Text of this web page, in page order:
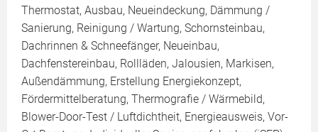
Thermostat, Ausbau, Neueindeckung, Dämmung /
Sanierung, Reinigung / Wartung, Schornsteinbau,
Dachrinnen & Schneefänger, Neueinbau,
Dachfenstereinbau, Rollläden, Jalousien, Markisen,
Außendämmung, Erstellung Energiekonzept,
Fördermittelberatung, Thermografie / Wärmebild,
Blower-Door-Test / Luftdichtheit, Energieausweis, Vor-